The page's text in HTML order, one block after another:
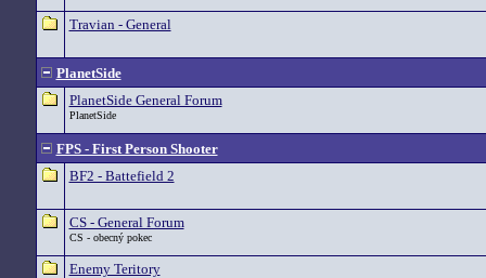
Travian - General
PlanetSide
PlanetSide General Forum
PlanetSide
FPS - First Person Shooter
BF2 - Battefield 2
CS - General Forum
CS - obecný pokec
Enemy Teritory